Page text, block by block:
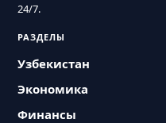
24/7.
РАЗДЕЛЫ
Узбекистан
Экономика
Финансы